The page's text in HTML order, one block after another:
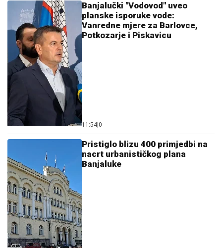
Banjalučki "Vodovod" uveo
planske isporuke vode:
Vanredne mjere za Barlovce,
Potkozarje i Piskavicu
11:54 0
Pristiglo blizu 400 primjedbi na
nacrt urbanističkog plana
Banjaluke